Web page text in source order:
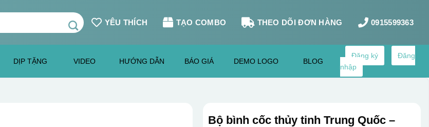
YÊU THÍCH TẠO COMBO THEO DÕI ĐƠN HÀNG 0915599363
DỊP TẶNG VIDEO HƯỚNG DẪN BÁO GIÁ DEMO LOGO BLOG
Đăng ký
Đăng
nhập
Bộ bình cốc thủy tinh Trung Quốc –